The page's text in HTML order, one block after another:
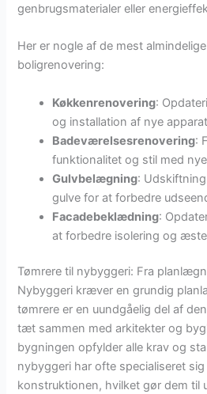
genbrugsmaterialer eller
Her er nogle af de mest
boligrenovering:
Køkkenrenovering:
og installation af nye
Badeværelsesrenovering:
funktionalitet og stil med
Gulvbelægning:
gulve for at forbedre
Facadebeklædning:
at forbedre isolering og
Tømrere til nybyggeri: Fra
Nybyggeri kræver en grundig
tømrere er en uundgåelig del af
tæt sammen med arkitekter og
bygningen opfylder alle krav og
nybyggeri har ofte specialiseret
konstruktionen, hvilket gør dem til